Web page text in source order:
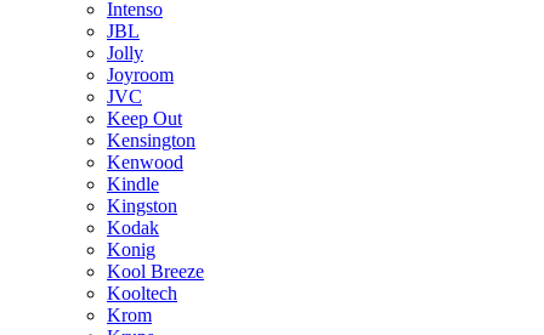
Intenso
JBL
Jolly
Joyroom
JVC
Keep Out
Kensington
Kenwood
Kindle
Kingston
Kodak
Konig
Kool Breeze
Kooltech
Krom